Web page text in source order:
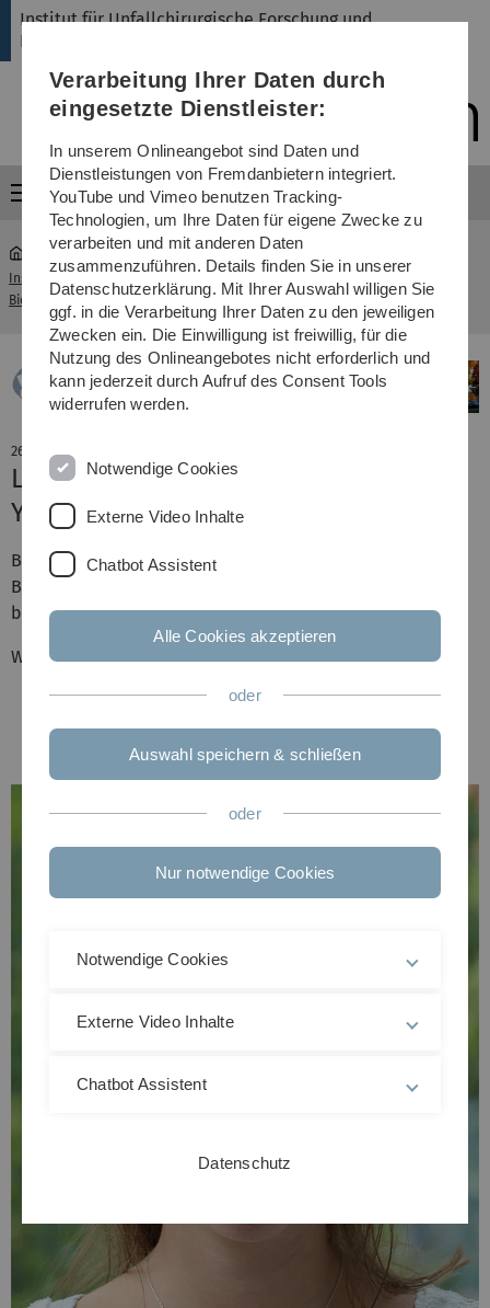
Direkt
Direkt
Direkt
(Sprache,
Drucken,
Media)
Direkt
Direkt
Institut für Unfallchirurgische Forschung und
Biomechanik
Menü
Institut für Unfallchirurgische Forschung und
Biomechanik
... Aktuelles
26. April 2024
Luisa de Roy erreicht 2. Platz des
Young Investigator Awards der DGfB
Beim Kongress der Deutschen Gesellschaft für
Biomechanik in Heidelberg hat Luisa de Roy den 2. Platz
beim Young Investigator Award erreicht.
Wir gratulieren!
Verarbeitung Ihrer Daten durch
eingesetzte Dienstleister:
In unserem Onlineangebot sind Daten und
Dienstleistungen von Fremdanbietern integriert.
YouTube und Vimeo benutzen Tracking-
Technologien, um Ihre Daten für eigene Zwecke zu
verarbeiten und mit anderen Daten
zusammenzuführen. Details finden Sie in unserer
Datenschutzerklärung. Mit Ihrer Auswahl willigen Sie
ggf. in die Verarbeitung Ihrer Daten zu den jeweiligen
Zwecken ein. Die Einwilligung ist freiwillig, für die
Nutzung des Onlineangebotes nicht erforderlich und
kann jederzeit durch Aufruf des Consent Tools
widerrufen werden.
Notwendige Cookies
Externe Video Inhalte
Chatbot Assistent
Alle Cookies akzeptieren
oder
Auswahl speichern & schließen
oder
Nur notwendige Cookies
Notwendige Cookies
Externe Video Inhalte
Chatbot Assistent
Datenschutz